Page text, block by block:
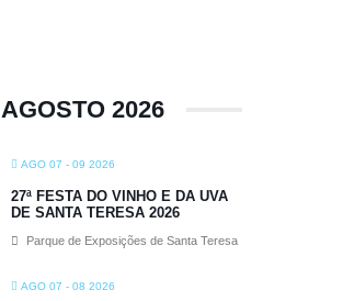
AGOSTO 2026
AGO 07 - 09 2026
27ª FESTA DO VINHO E DA UVA
DE SANTA TERESA 2026
Parque de Exposições de Santa Teresa
AGO 07 - 08 2026